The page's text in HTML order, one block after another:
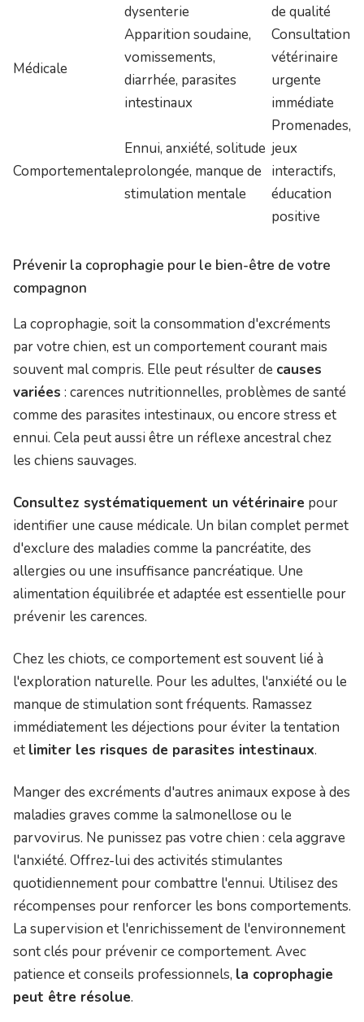
dysenterie
de qualité
Médicale
Apparition soudaine,
vomissements,
diarrhée, parasites
intestinaux
Consultation
vétérinaire
urgente
immédiate
Comportementale
Ennui, anxiété, solitude
prolongée, manque de
stimulation mentale
Promenades,
jeux
interactifs,
éducation
positive
Prévenir la coprophagie pour le bien-être de votre
compagnon
La coprophagie, soit la consommation d'excréments
par votre chien, est un comportement courant mais
souvent mal compris. Elle peut résulter de causes
variées : carences nutritionnelles, problèmes de santé
comme des parasites intestinaux, ou encore stress et
ennui. Cela peut aussi être un réflexe ancestral chez
les chiens sauvages.
Consultez systématiquement un vétérinaire pour
identifier une cause médicale. Un bilan complet permet
d'exclure des maladies comme la pancréatite, des
allergies ou une insuffisance pancréatique. Une
alimentation équilibrée et adaptée est essentielle pour
prévenir les carences.
Chez les chiots, ce comportement est souvent lié à
l'exploration naturelle. Pour les adultes, l'anxiété ou le
manque de stimulation sont fréquents. Ramassez
immédiatement les déjections pour éviter la tentation
et limiter les risques de parasites intestinaux.
Manger des excréments d'autres animaux expose à des
maladies graves comme la salmonellose ou le
parvovirus. Ne punissez pas votre chien : cela aggrave
l'anxiété. Offrez-lui des activités stimulantes
quotidiennement pour combattre l'ennui. Utilisez des
récompenses pour renforcer les bons comportements.
La supervision et l'enrichissement de l'environnement
sont clés pour prévenir ce comportement. Avec
patience et conseils professionnels, la coprophagie
peut être résolue.